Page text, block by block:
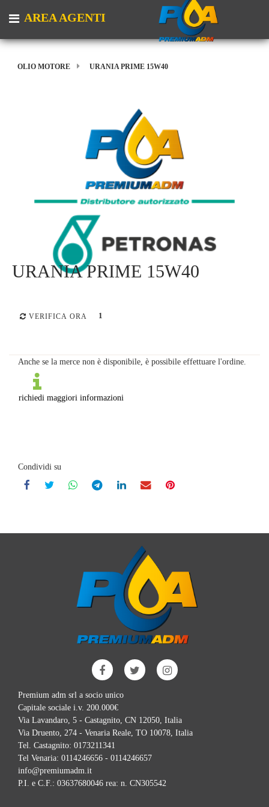
Open menu
AREA AGENTI
OLIO MOTORE URANIA PRIME 15W40
URANIA PRIME 15W40
VERIFICA ORA 1
Anche se la merce non è disponibile, è possibile effettuare l'ordine.
richiedi maggiori informazioni
Condividi su
Premium adm srl a socio unico
Capitale sociale i.v. 200.000€
Via Lavandaro, 5 - Castagnito, CN 12050, Italia
Via Druento, 274 - Venaria Reale, TO 10078, Italia
Tel. Castagnito: 0173211341
Tel Venaria: 0114246656 - 0114246657
info@premiumadm.it
P.I. e C.F.: 03637680046 rea: n. CN305542